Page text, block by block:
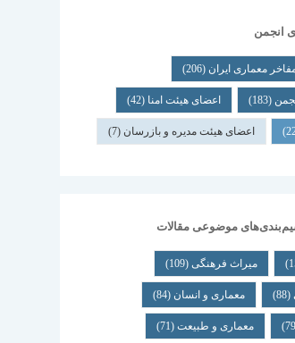
انجمن
معماری ایران (206)
(183) اعضای هیئت امنا (42)
اعضای هیئت مدیره و بازرسان (7)
موضوعی مقالات
میراث فرهنگی(109)
(88) معماری و انسان (84)
معماری و طبیعت(71)